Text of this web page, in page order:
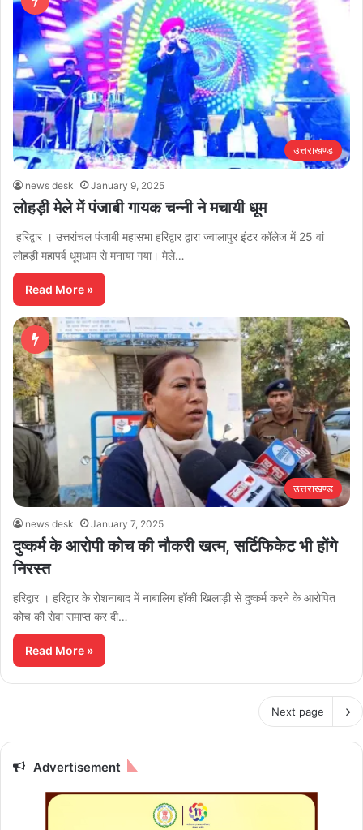
उत्तराखण्ड
news desk January 9, 2025
लोहड़ी मेले में पंजाबी गायक चन्नी ने मचायी धूम
हरिद्वार । उत्तरांचल पंजाबी महासभा हरिद्वार द्वारा ज्वालापुर इंटर कॉलेज में 25 वां
लोहड़ी महापर्व धूमधाम से मनाया गया। मेले…
Read More »
उत्तराखण्ड
news desk January 7, 2025
दुष्कर्म के आरोपी कोच की नौकरी खत्म, सर्टिफिकेट भी होंगे
निरस्त
हरिद्वार । हरिद्वार के रोशनाबाद में नाबालिग हॉकी खिलाड़ी से दुष्कर्म करने के आरोपित
कोच की सेवा समाप्त कर दी…
Read More »
Next page
Advertisement